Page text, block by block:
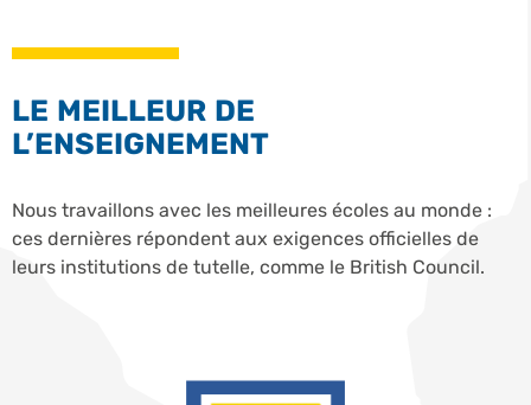
LE MEILLEUR DE
L’ENSEIGNEMENT
Nous travaillons avec les meilleures écoles au monde :
ces dernières répondent aux exigences officielles de
leurs institutions de tutelle, comme le British Council.